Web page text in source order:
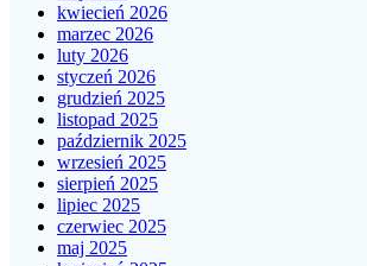
kwiecień 2026
marzec 2026
luty 2026
styczeń 2026
grudzień 2025
listopad 2025
październik 2025
wrzesień 2025
sierpień 2025
lipiec 2025
czerwiec 2025
maj 2025